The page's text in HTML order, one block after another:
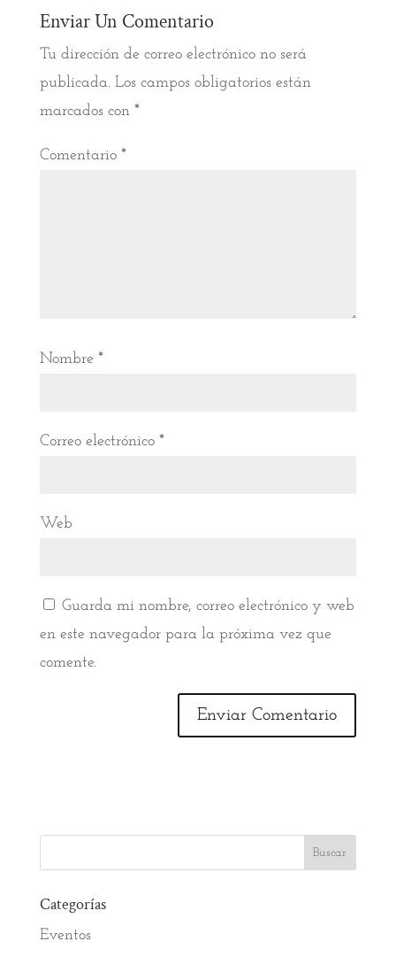
Enviar Un Comentario
Tu dirección de correo electrónico no será
publicada. Los campos obligatorios están
marcados con *
Comentario *
Nombre *
Correo electrónico *
Web
Guarda mi nombre, correo electrónico y web
en este navegador para la próxima vez que
comente.
Categorías
Eventos